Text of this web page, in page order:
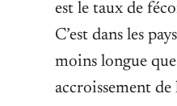
est le taux de
C’est dans les
moins longue
accroissement